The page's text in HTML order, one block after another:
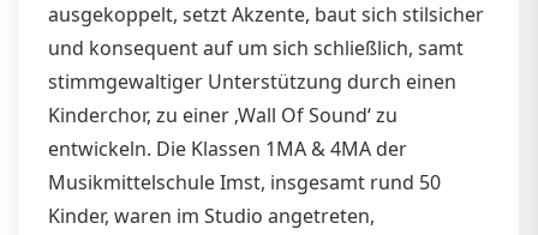
ausgekoppelt, setzt Akzente, baut sich stilsicher
und konsequent auf um sich schließlich, samt
stimmgewaltiger Unterstützung durch einen
Kinderchor, zu einer ‚Wall Of Sound‘ zu
entwickeln. Die Klassen 1MA & 4MA der
Musikmittelschule Imst, insgesamt rund 50
Kinder, waren im Studio angetreten,